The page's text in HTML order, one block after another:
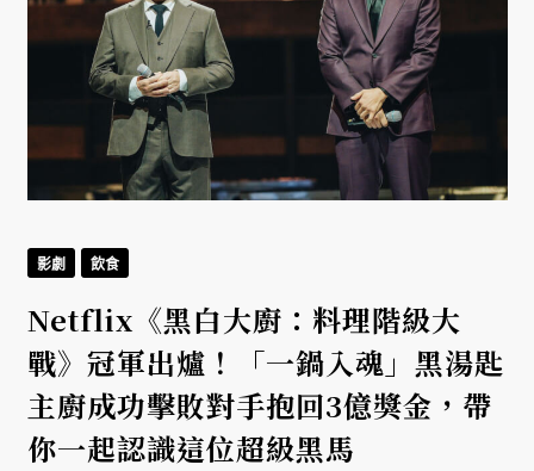
影劇 飲食
Netflix《黑白大廚：料理階級大
戰》冠軍出爐！「一鍋入魂」黑湯匙
主廚成功擊敗對手抱回3億獎金，帶
你一起認識這位超級黑馬